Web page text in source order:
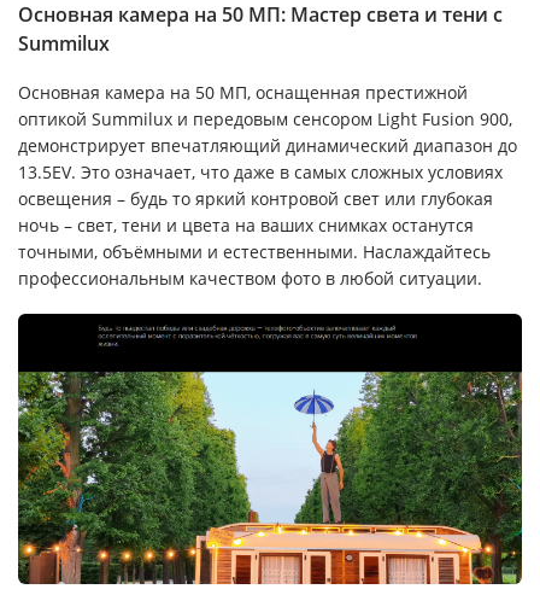
Основная камера на 50 МП: Мастер света и тени с
Summilux
Основная камера на 50 МП, оснащенная престижной
оптикой Summilux и передовым сенсором Light Fusion 900,
демонстрирует впечатляющий динамический диапазон до
13.5EV. Это означает, что даже в самых сложных условиях
освещения – будь то яркий контровой свет или глубокая
ночь – свет, тени и цвета на ваших снимках останутся
точными, объёмными и естественными. Наслаждайтесь
профессиональным качеством фото в любой ситуации.